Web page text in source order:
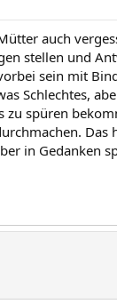
auch
stellen und
sein mit
Schlechtes,
zu spüren
Das
in Gedanken